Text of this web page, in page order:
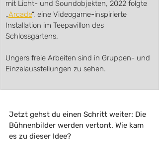
mit Licht- und Soundobjekten, 2022 folgte
„Arcade“, eine Videogame-inspirierte
Installation im Teepavillon des
Schlossgartens.
Ungers freie Arbeiten sind in Gruppen- und
Einzelausstellungen zu sehen.
Jetzt gehst du einen Schritt weiter: Die
Bühnenbilder werden vertont. Wie kam
es zu dieser Idee?